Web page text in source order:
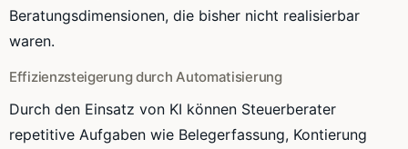
Beratungsdimensionen, die bisher nicht realisierbar
waren.
Effizienzsteigerung durch Automatisierung
Durch den Einsatz von KI können Steuerberater
repetitive Aufgaben wie Belegerfassung, Kontierung